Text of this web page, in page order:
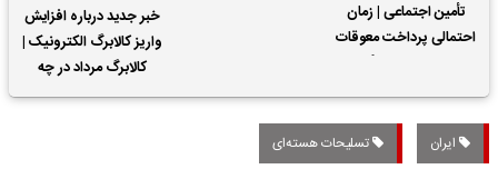
تأمین اجتماعی | زمان
احتمالی پرداخت معوقات
خبر جدید درباره افزایش
واریز کالابرگ الکترونیک |
کالابرگ مرداد در چه
تاریخی واریز خواهد شد؟
ایران تسلیحات هسته‌ای